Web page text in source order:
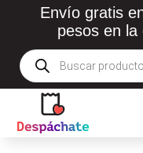
Envío gratis
pesos en la
Búsqueda
de
productos